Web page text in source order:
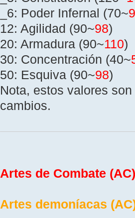
_6: Poder Infernal (70~
12: Agilidad (90~98)
20: Armadura (90~110)
30: Concentración (40~
50: Esquiva (90~98)
Nota, estos valores
cambios.
Artes de Combate
Artes demoní­acas